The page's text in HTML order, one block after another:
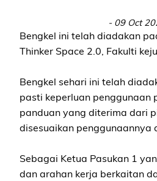
- 09 Oct
Bengkel ini telah diadakan
Thinker Space 2.0, Fakulti
Bengkel sehari ini telah
pasti keperluan penggunaan
panduan yang diterima dari
disesuaikan penggunaannya
Sebagai Ketua Pasukan 1
dan arahan kerja berkaitan